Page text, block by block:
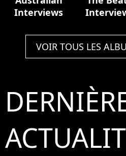
Tony
Interviews
VOIR TOUS LES